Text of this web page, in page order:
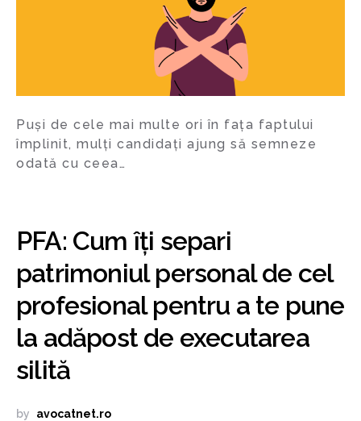
Puși de cele mai multe ori în fața faptului
împlinit, mulți candidați ajung să semneze
odată cu ceea…
PFA: Cum îți separi
patrimoniul personal de cel
profesional pentru a te pune
la adăpost de executarea
silită
by avocatnet.ro